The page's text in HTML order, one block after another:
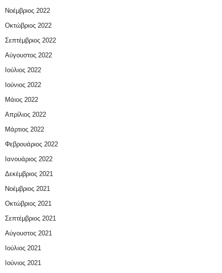
Νοέμβριος 2022
Οκτώβριος 2022
Σεπτέμβριος 2022
Αύγουστος 2022
Ιούλιος 2022
Ιούνιος 2022
Μάιος 2022
Απρίλιος 2022
Μάρτιος 2022
Φεβρουάριος 2022
Ιανουάριος 2022
Δεκέμβριος 2021
Νοέμβριος 2021
Οκτώβριος 2021
Σεπτέμβριος 2021
Αύγουστος 2021
Ιούλιος 2021
Ιούνιος 2021